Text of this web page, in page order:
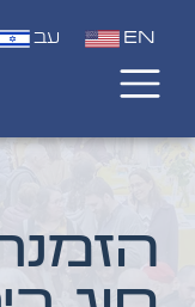
עב EN